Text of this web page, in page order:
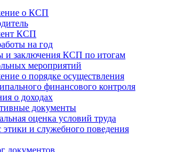
о КСП
КСП
на год
и заключения КСП по итогам
мероприятий
о порядке осуществления
финансового контроля
о доходах
документы
оценка условий труда
этики и служебного поведения
документов